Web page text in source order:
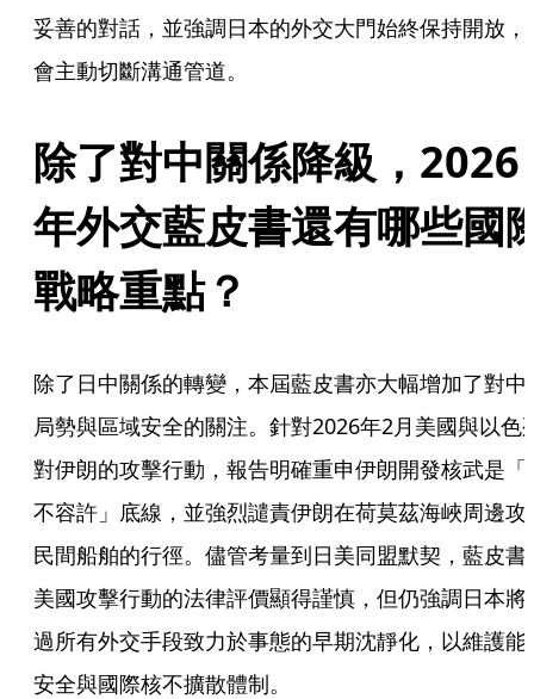
妥善的對話，並強調日本的外交大門始終保持開放，
會主動切斷溝通管道。
除了對中關係降級，2026
年外交藍皮書還有哪些國
戰略重點？
除了日中關係的轉變，本屆藍皮書亦大幅增加了對中
局勢與區域安全的關注。針對2026年2月美國與以色
對伊朗的攻擊行動，報告明確重申伊朗開發核武是「
不容許」底線，並強烈譴責伊朗在荷莫茲海峽周邊攻
民間船舶的行徑。儘管考量到日美同盟默契，藍皮書
美國攻擊行動的法律評價顯得謹慎，但仍強調日本將
過所有外交手段致力於事態的早期沈靜化，以維護能
安全與國際核不擴散體制。